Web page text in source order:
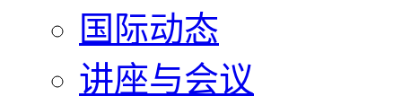
国际动态
讲座与会议